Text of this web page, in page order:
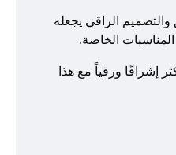
والتصميم الراقي يجعله
المناسبات الخاصة.
إشراقًا ورقياً مع هذا